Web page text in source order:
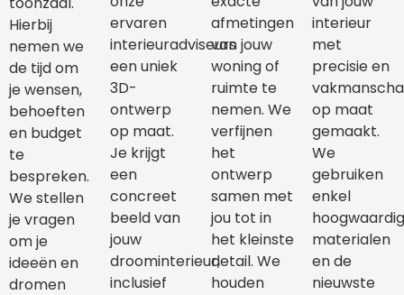
Hierbij
nemen we
de tijd om
je wensen,
behoeften
en budget
te
bespreken.
We stellen
je vragen
om je
ideeën en
dromen
ervaren
interieuradviseurs
een uniek
3D-
ontwerp
op maat.
Je krijgt
een
concreet
beeld van
jouw
droominterieur,
inclusief
afmetingen
van jouw
woning of
ruimte te
nemen. We
verfijnen
het
ontwerp
samen met
jou tot in
het kleinste
detail. We
houden
interieur
met
precisie en
op maat
gemaakt.
We
gebruiken
enkel
materialen
en de
nieuwste